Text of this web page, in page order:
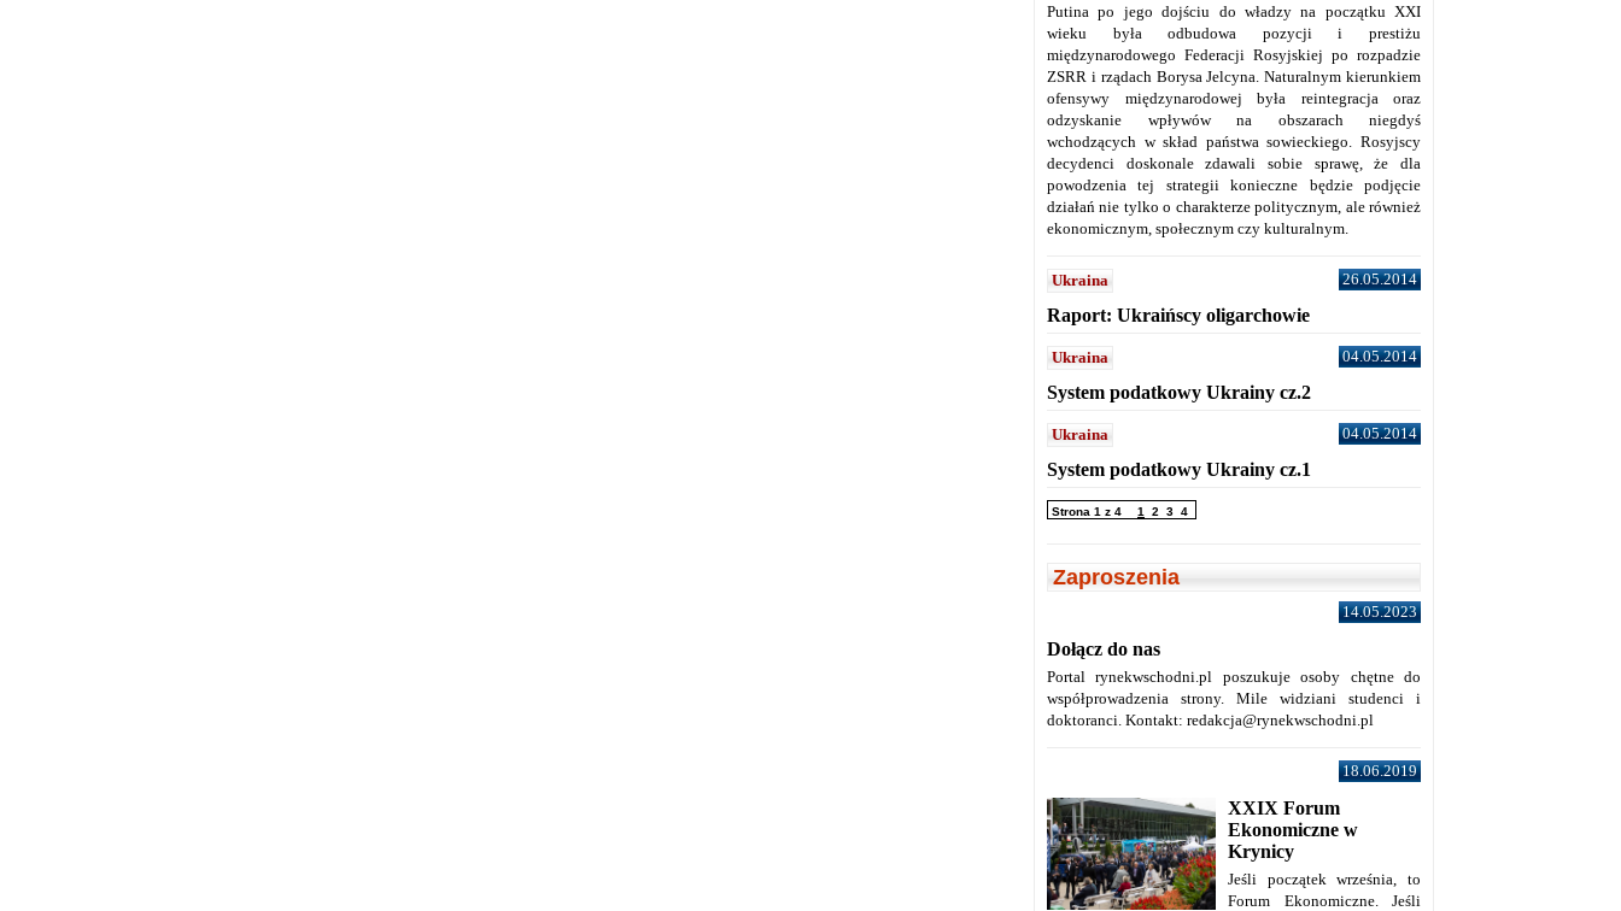
Putina po jego dojściu do władzy na początku XXI
wieku była odbudowa pozycji i prestiżu
międzynarodowego Federacji Rosyjskiej po rozpadzie
ZSRR i rządach Borysa Jelcyna. Naturalnym kierunkiem
ofensywy międzynarodowej była reintegracja oraz
odzyskanie wpływów na obszarach niegdyś
wchodzących w skład państwa sowieckiego. Rosyjscy
decydenci doskonale zdawali sobie sprawę, że dla
powodzenia tej strategii konieczne będzie podjęcie
działań nie tylko o charakterze politycznym, ale również
ekonomicznym, społecznym czy kulturalnym.
Ukraina 26.05.2014
Raport: Ukraińscy oligarchowie
Ukraina 04.05.2014
System podatkowy Ukrainy cz.2
Ukraina 04.05.2014
System podatkowy Ukrainy cz.1
Strona 1 z 4 1 2 3 4
Zaproszenia
14.05.2023
Dołącz do nas
Portal rynekwschodni.pl poszukuje osoby chętne do
współprowadzenia strony. Mile widziani studenci i
doktoranci. Kontakt: redakcja@rynekwschodni.pl
18.06.2019
XXIX Forum
Ekonomiczne w
Krynicy
Jeśli początek września, to
Forum Ekonomiczne. Jeśli